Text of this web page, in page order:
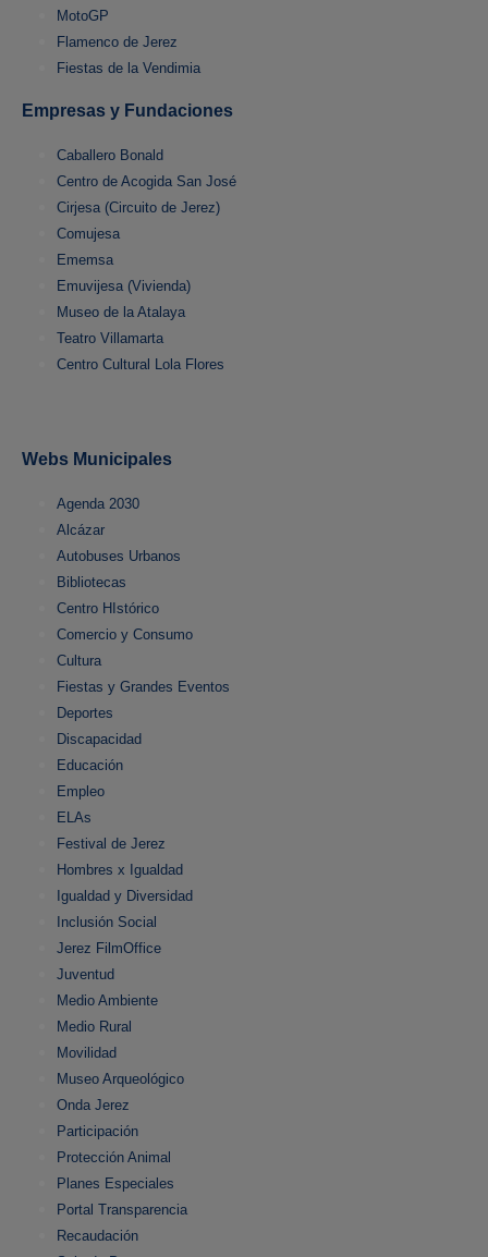
MotoGP
Flamenco de Jerez
Fiestas de la Vendimia
Empresas y Fundaciones
Caballero Bonald
Centro de Acogida San José
Cirjesa (Circuito de Jerez)
Comujesa
Ememsa
Emuvijesa (Vivienda)
Museo de la Atalaya
Teatro Villamarta
Centro Cultural Lola Flores
Webs Municipales
Agenda 2030
Alcázar
Autobuses Urbanos
Bibliotecas
Centro HIstórico
Comercio y Consumo
Cultura
Fiestas y Grandes Eventos
Deportes
Discapacidad
Educación
Empleo
ELAs
Festival de Jerez
Hombres x Igualdad
Igualdad y Diversidad
Inclusión Social
Jerez FilmOffice
Juventud
Medio Ambiente
Medio Rural
Movilidad
Museo Arqueológico
Onda Jerez
Participación
Protección Animal
Planes Especiales
Portal Transparencia
Recaudación